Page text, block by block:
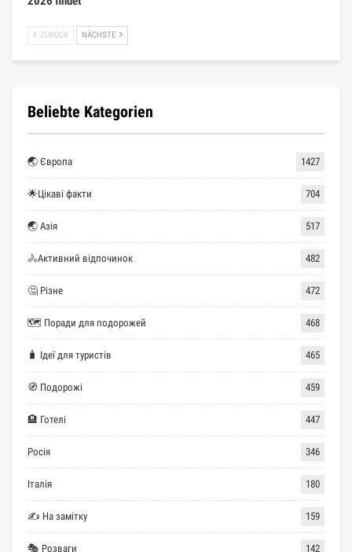
ZURÜCK NÄCHSTE
Beliebte Kategorien
🌏 Європа 1427
🌟Цікаві факти 704
🌏 Азія 517
🚴Активний відпочинок 482
🤔 Різне 472
🗺 Поради для подорожей 468
🧳 Ідеї для туристів 465
🧭 Подорожі 459
🏨 Готелі 447
Росія 346
Італія 180
✍ На замітку 159
🎭 Розваги 142